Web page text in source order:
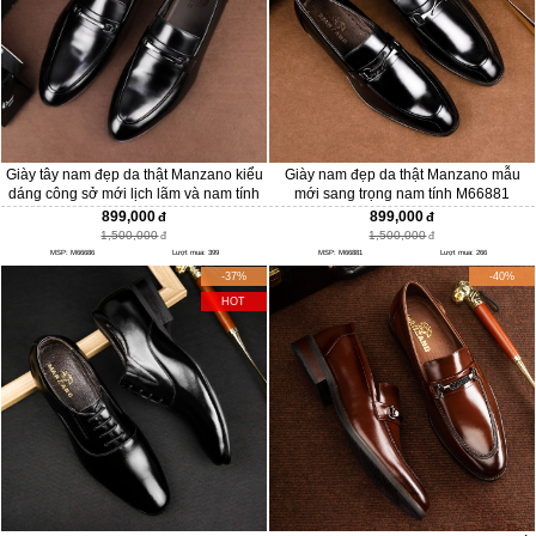
Giày tây nam đẹp da thật Manzano kiểu
dáng công sở mới lịch lãm và nam tính
M66686
899,000
1,500,000
MSP: M66686 Lượt mua: 399
Giày nam đẹp da thật Manzano mẫu
mới sang trọng nam tính M66881
899,000
1,500,000
MSP: M66881 Lượt mua: 266
-37%
HOT
-40%